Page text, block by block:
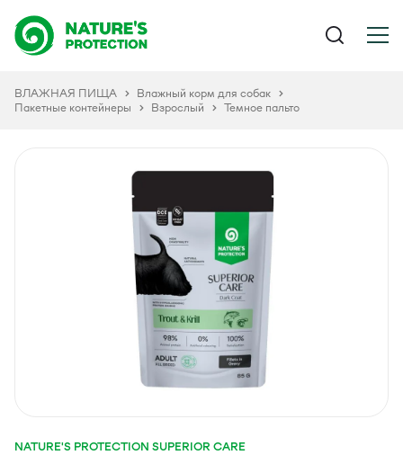
ВЛАЖНАЯ ПИЩА
Влажный корм для собак
Пакетные контейнеры
Взрослый Темное пальто
NATURE'S PROTECTION SUPERIOR CARE